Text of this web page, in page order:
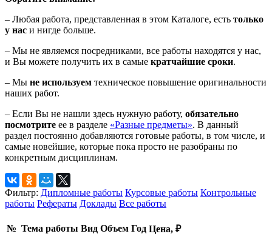
– Любая работа, представленная в этом Каталоге, есть только
у нас и нигде больше.
– Мы не являемся посредниками, все работы находятся у нас,
и Вы можете получить их в самые кратчайшие сроки.
– Мы не используем техническое повышение оригинальности
наших работ.
– Если Вы не нашли здесь нужную работу, обязательно
посмотрите ее в разделе «Разные предметы». В данный
раздел постоянно добавляются готовые работы, в том числе, и
самые новейшие, которые пока просто не разобраны по
конкретным дисциплинам.
Фильтр: Дипломные работы Курсовые работы Контрольные
работы Рефераты Доклады Все работы
№ Тема работы Вид Объем Год Цена, ₽